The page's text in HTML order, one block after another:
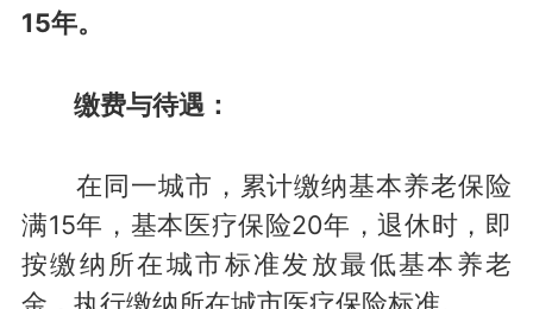
15年。
缴费与待遇：
在同一城市，累计缴纳基本养老保险
满15年，基本医疗保险20年，退休时，即
按缴纳所在城市标准发放最低基本养老